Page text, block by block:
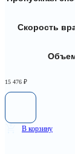
Скорость
15 476 ₽
В корзину